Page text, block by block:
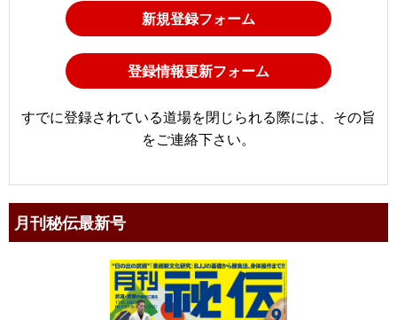
新規登録フォーム
登録情報更新フォーム
すでに登録されている道場を閉じられる際には、その旨
をご連絡下さい。
月刊秘伝最新号